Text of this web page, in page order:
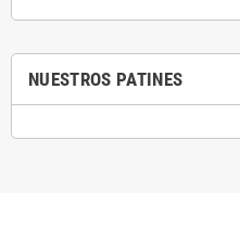
NUESTROS PATINES